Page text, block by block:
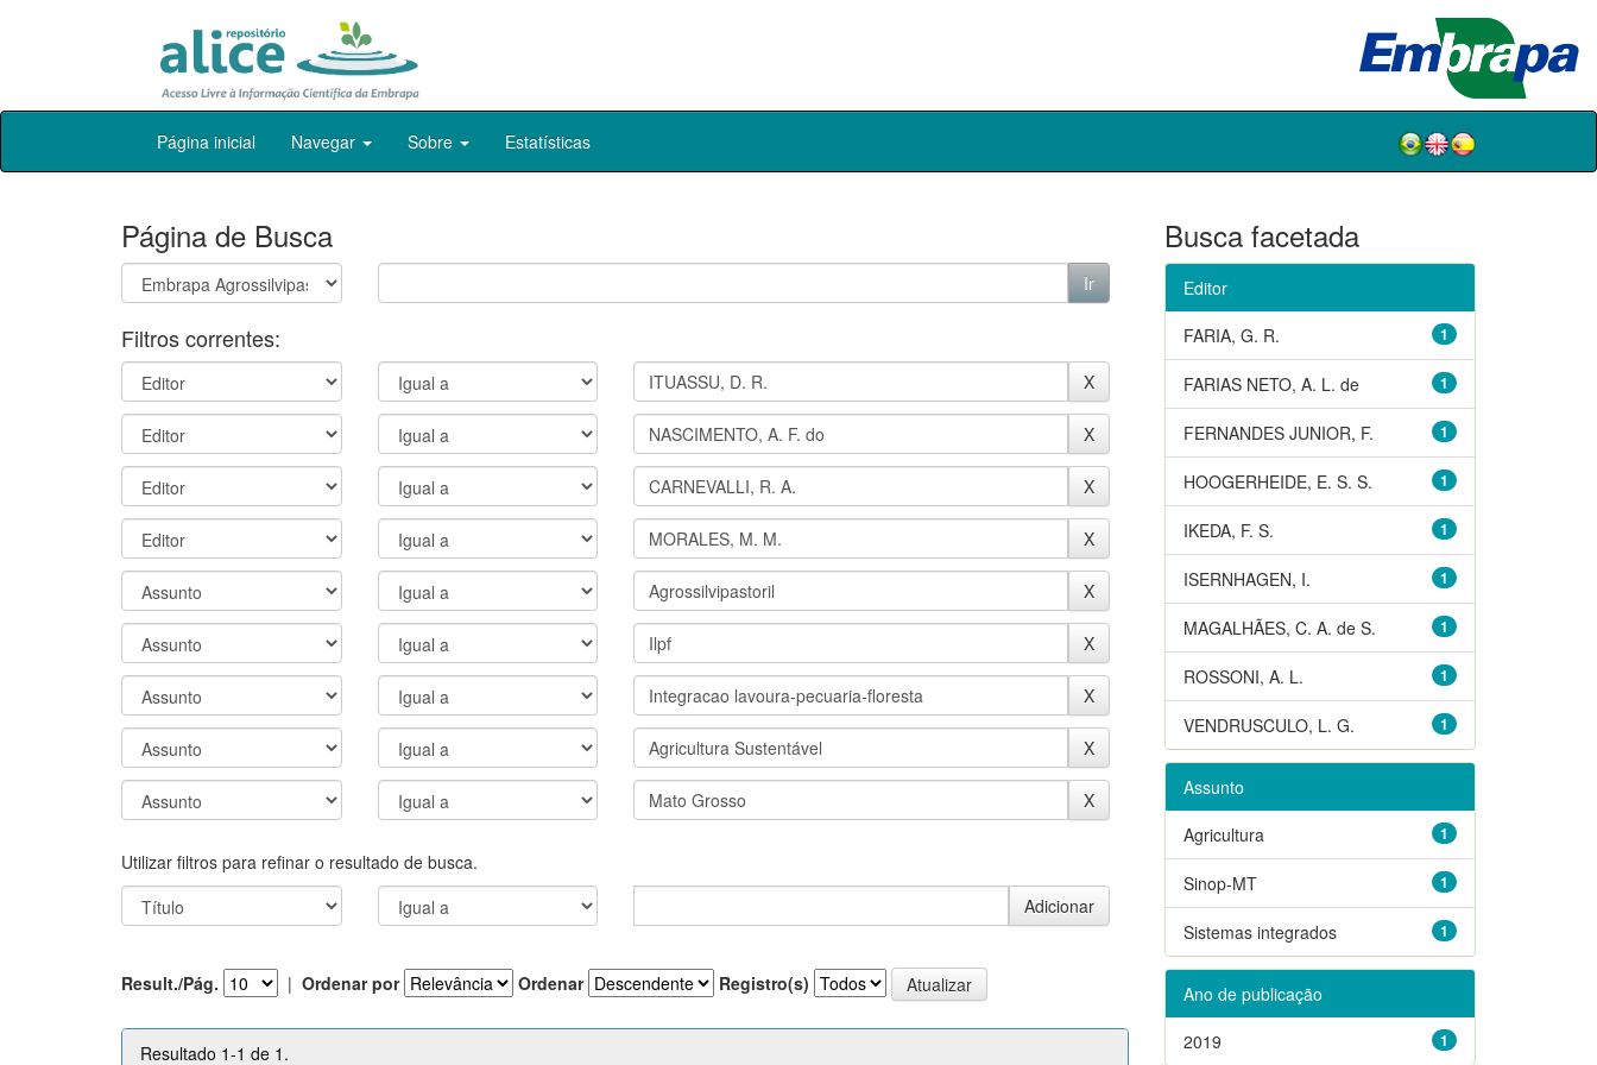
Skip
Página inicial Navegar Sobre Estatísticas
Página de Busca
Filtros correntes:
Utilizar filtros para refinar o resultado de busca.
Result./Pág. | Ordenar por Ordenar Registro(s)
Resultado 1-1 de 1.
Busca facetada
Editor
1
FARIA, G. R.
1
FARIAS NETO, A. L. de
1
FERNANDES JUNIOR, F.
1
HOOGERHEIDE, E. S. S.
1
IKEDA, F. S.
1
ISERNHAGEN, I.
1
MAGALHÃES, C. A. de S.
1
ROSSONI, A. L.
1
VENDRUSCULO, L. G.
Assunto
1
Agricultura
1
Sinop-MT
1
Sistemas integrados
Ano de publicação
1
2019